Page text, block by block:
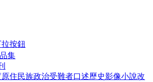
集
原住民族政治受難者口述歷史影像小說改